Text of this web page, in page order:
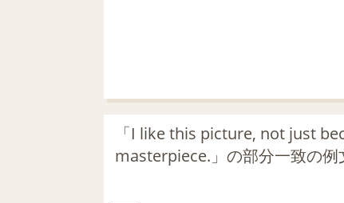
「I like this picture, not just
masterpiece.」の部分一致の例